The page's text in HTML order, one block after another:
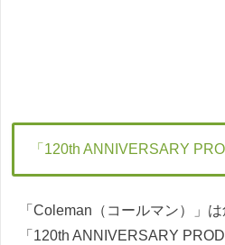
「120th ANNIVERSARY
「Coleman（コールマン）」
「120th ANNIVERSARY